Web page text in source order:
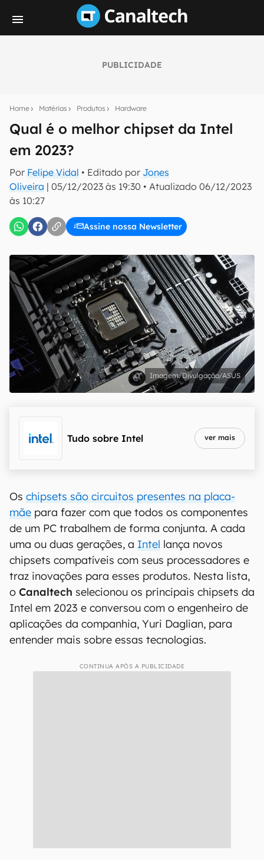
PUBLICIDADE
Home Matérias Produtos Hardware
Qual é o melhor chipset da Intel
em 2023?
Por Felipe Vidal • Editado por Jones
Oliveira | 05/12/2023 às 19:30 • Atualizado 06/12/2023
às 10:27
Assine nossa Newsletter
notícias e reviews sobre tecnologia em primeira
mão.
E-mail
Confirmo que li, aceito e concordo com os
Divulgação/ASUS
Tudo sobre Intel ver mais
Os chipsets são circuitos presentes na placa-
mãe para fazer com que todos os componentes
de um PC trabalhem de forma conjunta. A cada
uma ou duas gerações, a Intel lança novos
chipsets compatíveis com seus processadores e
traz inovações para esses produtos. Nesta lista,
o Canaltech selecionou os principais chipsets da
Intel em 2023 e conversou com o engenheiro de
aplicações da companhia, Yuri Daglian, para
entender mais sobre essas tecnologias.
CONTINUA APÓS A PUBLICIDADE